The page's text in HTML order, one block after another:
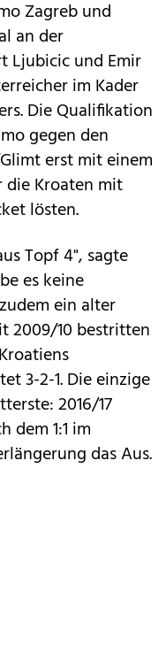
Zagreb und
an der
Ljubicic und Emir
im Kader
Die Qualifikation
gegen den
erst mit einem
die Kroaten mit
lösten.
Topf 4", sagte
es keine
ein alter
2009/10 bestritten
3-2-1. Die einzige
2016/17
dem 1:1 im
das Aus.